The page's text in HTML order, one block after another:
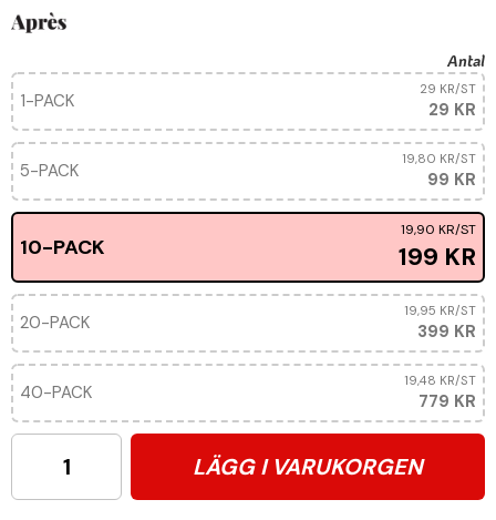
Antal
1-PACK 29 KR
29 KR/ST
5-PACK 99 KR
19,80 KR/ST
10-PACK 199 KR
19,90 KR/ST
20-PACK 399 KR
19,95 KR/ST
40-PACK 779 KR
19,48 KR/ST
LÄGG I VARUKORGEN